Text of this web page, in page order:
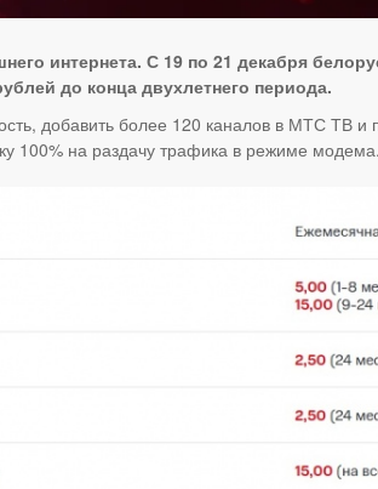
интернета. С 19 по 21 декабря
до конца двухлетнего периода.
добавить более 120 каналов в МТС ТВ
100% на раздачу трафика в режиме модема.